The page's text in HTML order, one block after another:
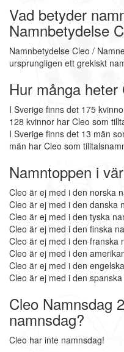
Vad betyder
Namnbetydelse
Namnbetydelse Cleo /
ursprungligen ett grekiskt
Hur många
I Sverige finns det 175
128 kvinnor har Cleo som
I Sverige finns det 13 män
män har Cleo som
Namntoppen i
Cleo är ej med i den norska
Cleo är ej med i den danska
Cleo är ej med i den tyska
Cleo är ej med i den finska
Cleo är ej med i den franska
Cleo är ej med i den
Cleo är ej med i den
Cleo är ej med i den
Cleo Namnsdag
namnsdag?
Cleo har inte namnsdag!